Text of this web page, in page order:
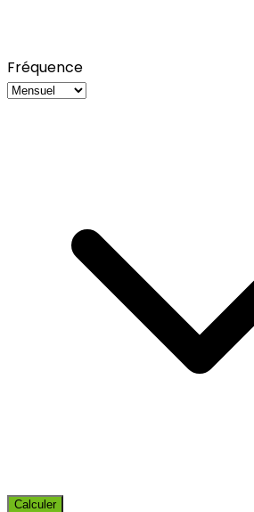
Fréquence
Calculer